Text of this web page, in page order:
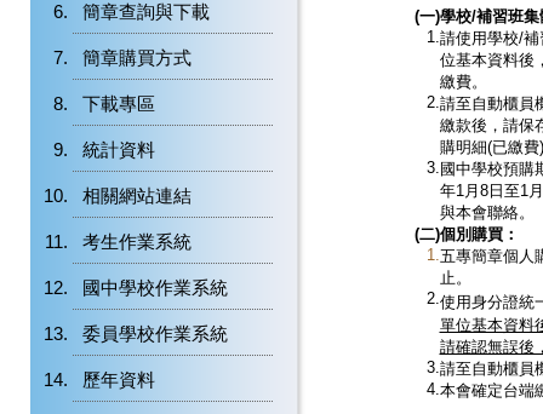
簡章查詢與下載
簡章購買方式
下載專區
統計資料
相關網站連結
考生作業系統
國中學校作業系統
委員學校作業系統
歷年資料
(一)學校/補習班集
1. 請使用學校/
位基本資料後
繳費。
2. 請至自動櫃員
繳款後，請保
購明細(已繳
3. 國中學校預購
年1月8日至1
與本會聯絡。
(二)個別購買：
1. 五專簡章個人
止。
2. 使用身分證統
單位基本資料
請確認無誤後
3. 請至自動櫃員
4. 本會確定台端